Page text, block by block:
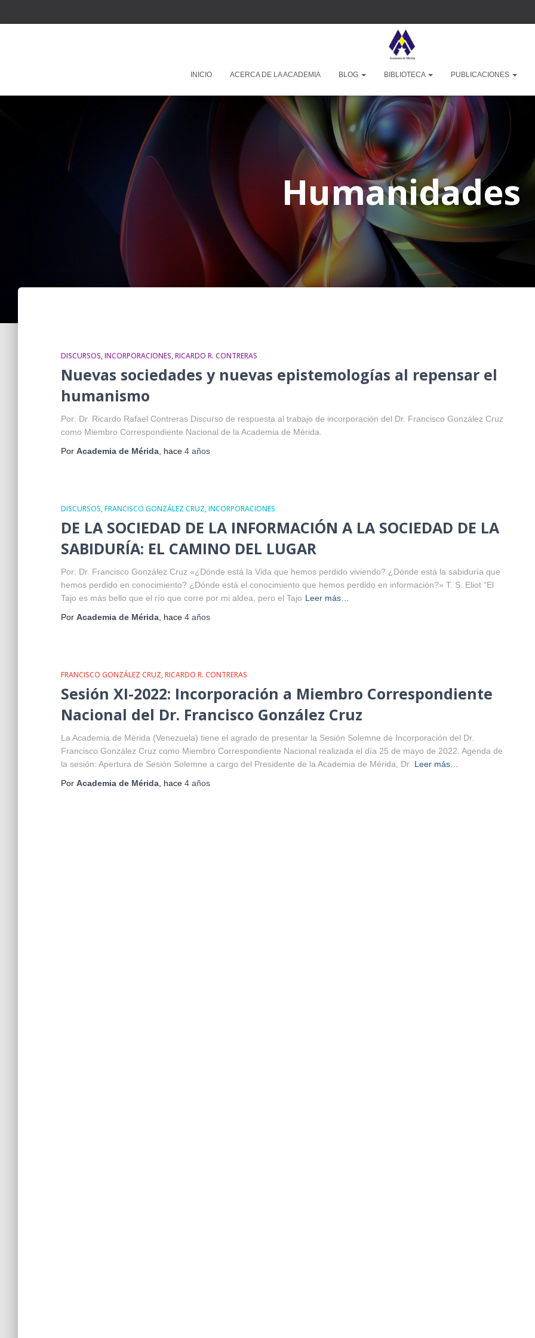
INICIO ACERCA DE LA ACADEMIA BLOG BIBLIOTECA PUBLICACIONES
Humanidades
DISCURSOS INCORPORACIONES RICARDO R. CONTRERAS
Nuevas sociedades y nuevas epistemologías al repensar el
humanismo
Por: Dr. Ricardo Rafael Contreras Discurso de respuesta al trabajo de incorporación del Dr. Francisco González Cruz
como Miembro Correspondiente Nacional de la Academia de Mérida.
Por Academia de Mérida , hace 4 años
DISCURSOS FRANCISCO GONZÁLEZ CRUZ INCORPORACIONES
DE LA SOCIEDAD DE LA INFORMACIÓN A LA SOCIEDAD DE LA
SABIDURÍA: EL CAMINO DEL LUGAR
Por: Dr. Francisco González Cruz «¿Dónde está la Vida que hemos perdido viviendo? ¿Dónde está la sabiduría que
hemos perdido en conocimiento? ¿Dónde está el conocimiento que hemos perdido en información?» T. S. Eliot “El
Tajo es más bello que el río que corre por mi aldea, pero el Tajo Leer más…
Por Academia de Mérida , hace 4 años
FRANCISCO GONZÁLEZ CRUZ RICARDO R. CONTRERAS
Sesión XI-2022: Incorporación a Miembro Correspondiente
Nacional del Dr. Francisco González Cruz
La Academia de Mérida (Venezuela) tiene el agrado de presentar la Sesión Solemne de Incorporación del Dr.
Francisco González Cruz como Miembro Correspondiente Nacional realizada el día 25 de mayo de 2022. Agenda de
la sesión: Apertura de Sesión Solemne a cargo del Presidente de la Academia de Mérida, Dr. Leer más…
Por Academia de Mérida , hace 4 años